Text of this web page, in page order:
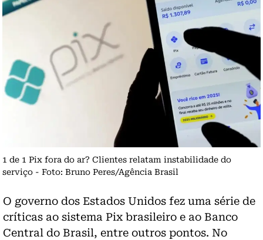
1 de 1 Pix fora do ar? Clientes relatam instabilidade do
serviço - Foto: Bruno Peres/Agência Brasil
O governo dos Estados Unidos fez uma série de
críticas ao sistema Pix brasileiro e ao Banco
Central do Brasil, entre outros pontos. No